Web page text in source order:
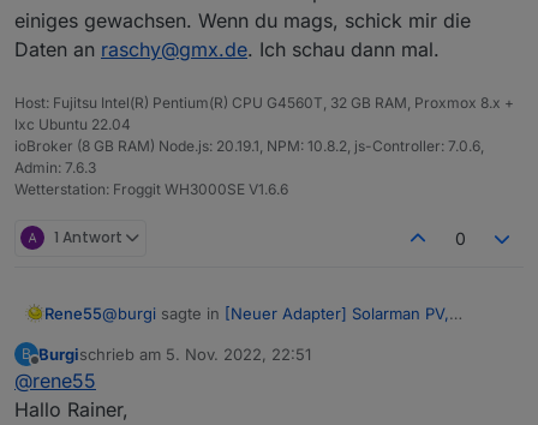
einiges gewachsen. Wenn du mags, schick mir die
Daten an raschy@gmx.de. Ich schau dann mal.
Host: Fujitsu Intel(R) Pentium(R) CPU G4560T, 32 GB RAM, Proxmox 8.x +
lxc Ubuntu 22.04
ioBroker (8 GB RAM) Node.js: 20.19.1, NPM: 10.8.2, js-Controller: 7.0.6,
Admin: 7.6.3
Wetterstation: Froggit WH3000SE V1.6.6
1 Antwort 0
Rene55@burgi sagte in [Neuer Adapter] Solarman PV,
B
Offline
Burgischrieb am 5. Nov. 2022, 22:51
zuletzt editiert von
@rene55
Hallo Rainer,